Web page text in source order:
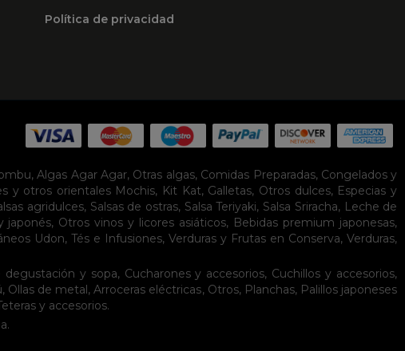
Política de privacidad
,Algas Agar Agar, Otras algas, Comidas Preparadas, Congelados y
y otros orientales Mochis, Kit Kat, Galletas, Otros dulces, Especias y
agridulces, Salsas de ostras, Salsa Teriyaki, Salsa Sriracha, Leche de
japonés, Otros vinos y licores asiáticos, Bebidas premium japonesas,
Udon, Tés e Infusiones, Verduras y Frutas en Conserva,Verduras,
degustación y sopa, Cucharones y accesorios, Cuchillos y accesorios,
, Ollas de metal,Arroceras eléctricas, Otros, Planchas, Palillos japoneses
y accesorios.
.